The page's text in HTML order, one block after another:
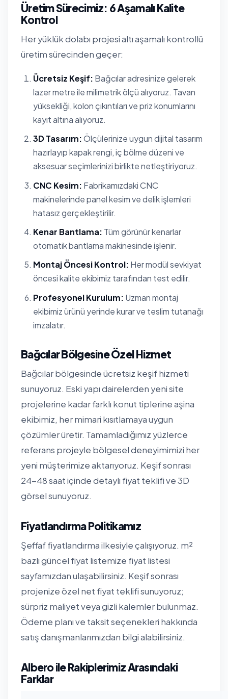
Üretim Sürecimiz: 6 Aşamalı Kalite
Kontrol
Her yüklük dolabı projesi altı aşamalı kontrollü
üretim sürecinden geçer:
Ücretsiz Keşif: Bağcılar adresinize gelerek
lazer metre ile milimetrik ölçü alıyoruz. Tavan
yüksekliği, kolon çıkıntıları ve priz konumlarını
kayıt altına alıyoruz.
3D Tasarım:Ölçülerinize uygun dijital tasarım
hazırlayıp kapak rengi, iç bölme düzeni ve
aksesuar seçimlerinizi birlikte netleştiriyoruz.
CNC Kesim: Fabrikamızdaki CNC
makinelerinde panel kesim ve delik işlemleri
hatasız gerçekleştirilir.
Kenar Bantlama: Tüm görünür kenarlar
otomatik bantlama makinesinde işlenir.
Montaj Öncesi Kontrol: Her modül sevkiyat
öncesi kalite ekibimiz tarafından test edilir.
Profesyonel Kurulum: Uzman montaj
ekibimiz ürünü yerinde kurar ve teslim tutanağı
imzalatır.
Bağcılar Bölgesine Özel Hizmet
Bağcılar bölgesinde ücretsiz keşif hizmeti
sunuyoruz. Eski yapı dairelerden yeni site
projelerine kadar farklı konut tiplerine aşina
ekibimiz, her mimari kısıtlamaya uygun
çözümler üretir. Tamamladığımız yüzlerce
referans projeyle bölgesel deneyimimizi her
yeni müşterimize aktarıyoruz. Keşif sonrası
24-48 saat içinde detaylı fiyat teklifi ve 3D
görsel sunuyoruz.
Fiyatlandırma Politikamız
Şeffaf fiyatlandırma ilkesiyle çalışıyoruz. m²
bazlı güncel fiyat listemize fiyat listesi
sayfamızdanulaşabilirsiniz. Keşif sonrası
projenize özel net fiyat teklifi sunuyoruz;
sürpriz maliyet veya gizli kalemler bulunmaz.
Ödeme planı ve taksit seçenekleri hakkında
satış danışmanlarımızdan bilgi alabilirsiniz.
Albero ile Rakiplerimiz Arasındaki
Farklar